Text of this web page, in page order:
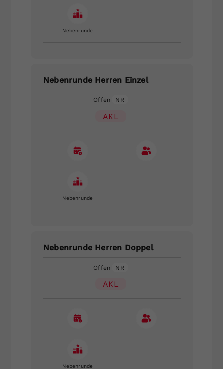
Nebenrunde
Nebenrunde Herren Einzel
Offen NR
AKL
Nebenrunde
Nebenrunde Herren Doppel
Offen NR
AKL
Nebenrunde